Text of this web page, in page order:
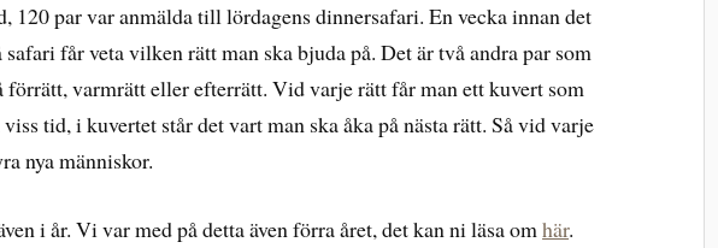
120 par var anmälda till lördagens dinnersafari. En vecka innan det
safari får veta vilken rätt man ska bjuda på. Det är två andra par som
förrätt, varmrätt eller efterrätt. Vid varje rätt får man ett kuvert som
viss tid, i kuvertet står det vart man ska åka på nästa rätt. Så vid varje
nya människor.
i år. Vi var med på detta även förra året, det kan ni läsa omhär.